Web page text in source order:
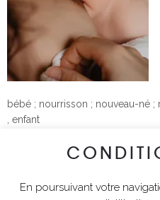
bébé ; nourrisson ; nouveau-né
, enfant
En poursuivant votre